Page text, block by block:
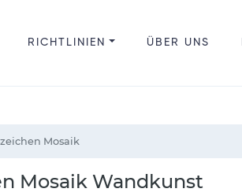
RICHTLINIEN ÜBER UNS
Mosaik
Mosaik Wandkunst